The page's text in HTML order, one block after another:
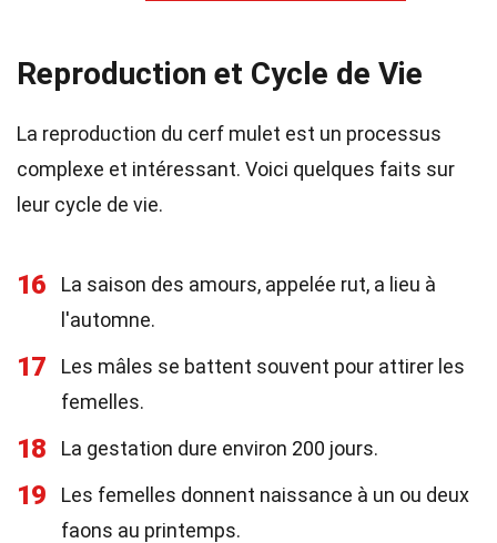
Reproduction et Cycle de Vie
La reproduction du cerf mulet est un processus
complexe et intéressant. Voici quelques faits sur
leur cycle de vie.
16
La saison des amours, appelée rut, a lieu à
l'automne.
17
Les mâles se battent souvent pour attirer les
femelles.
18 La gestation dure environ 200 jours.
19
Les femelles donnent naissance à un ou deux
faons au printemps.